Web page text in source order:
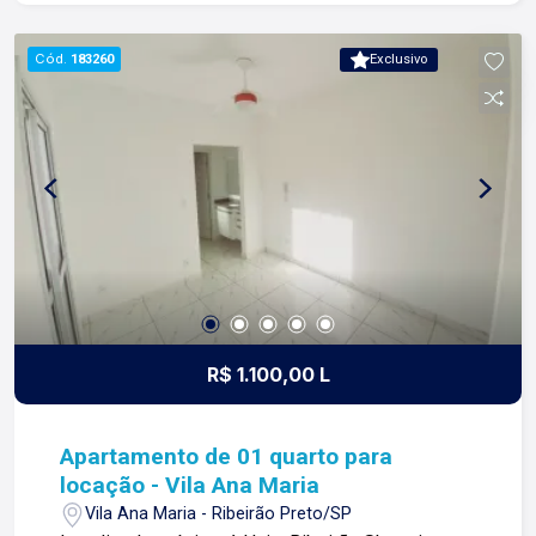
verdadeiro sentido de tudo que fazemos. Todos
os dias construímos laços fortes e indeléveis
com nossos proprietários e clientes. Somos uma
arrojo e a força comercial da atualidade. A Lago é
sua principal imobiliária em Ribeirão Preto!
Exclusivo
Cód. 183260
R$ 1.100,00 L
Apartamento de 01 quarto para
locação - Vila Ana Maria
Vila Ana Maria - Ribeirão Preto/SP